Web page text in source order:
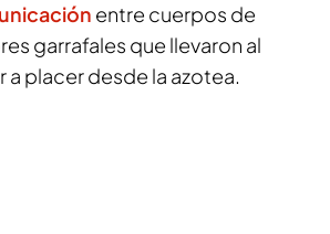
entre cuerpos de
garrafales que llevaron al
a placer desde la azotea.